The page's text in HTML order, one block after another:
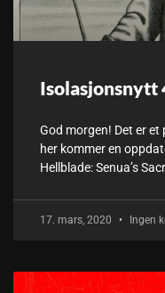
Isolasjonsnytt
God morgen! Det er
her kommer en
Hellblade: Senua’s
17. mars, 2020 Ingen